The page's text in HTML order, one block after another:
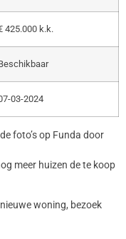
425.000 k.k.
03-2024
foto’s op Funda door
meer huizen de te koop
woning, bezoek